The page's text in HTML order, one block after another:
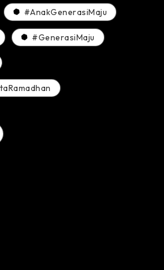
#AnakGenerasiMaju
#GenerasiMaju